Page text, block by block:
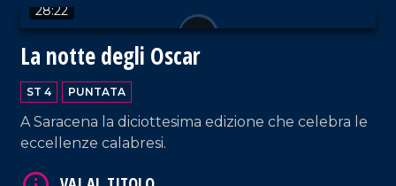
28:22
La notte degli Oscar
ST 4 PUNTATA
A Saracena la diciottesima edizione che celebra le
eccellenze calabresi.
VAI AL TITOLO